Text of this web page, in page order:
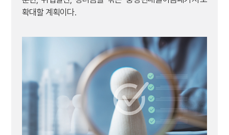
확대할 계획이다.